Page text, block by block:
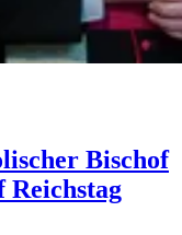
Bischof
Reichstag